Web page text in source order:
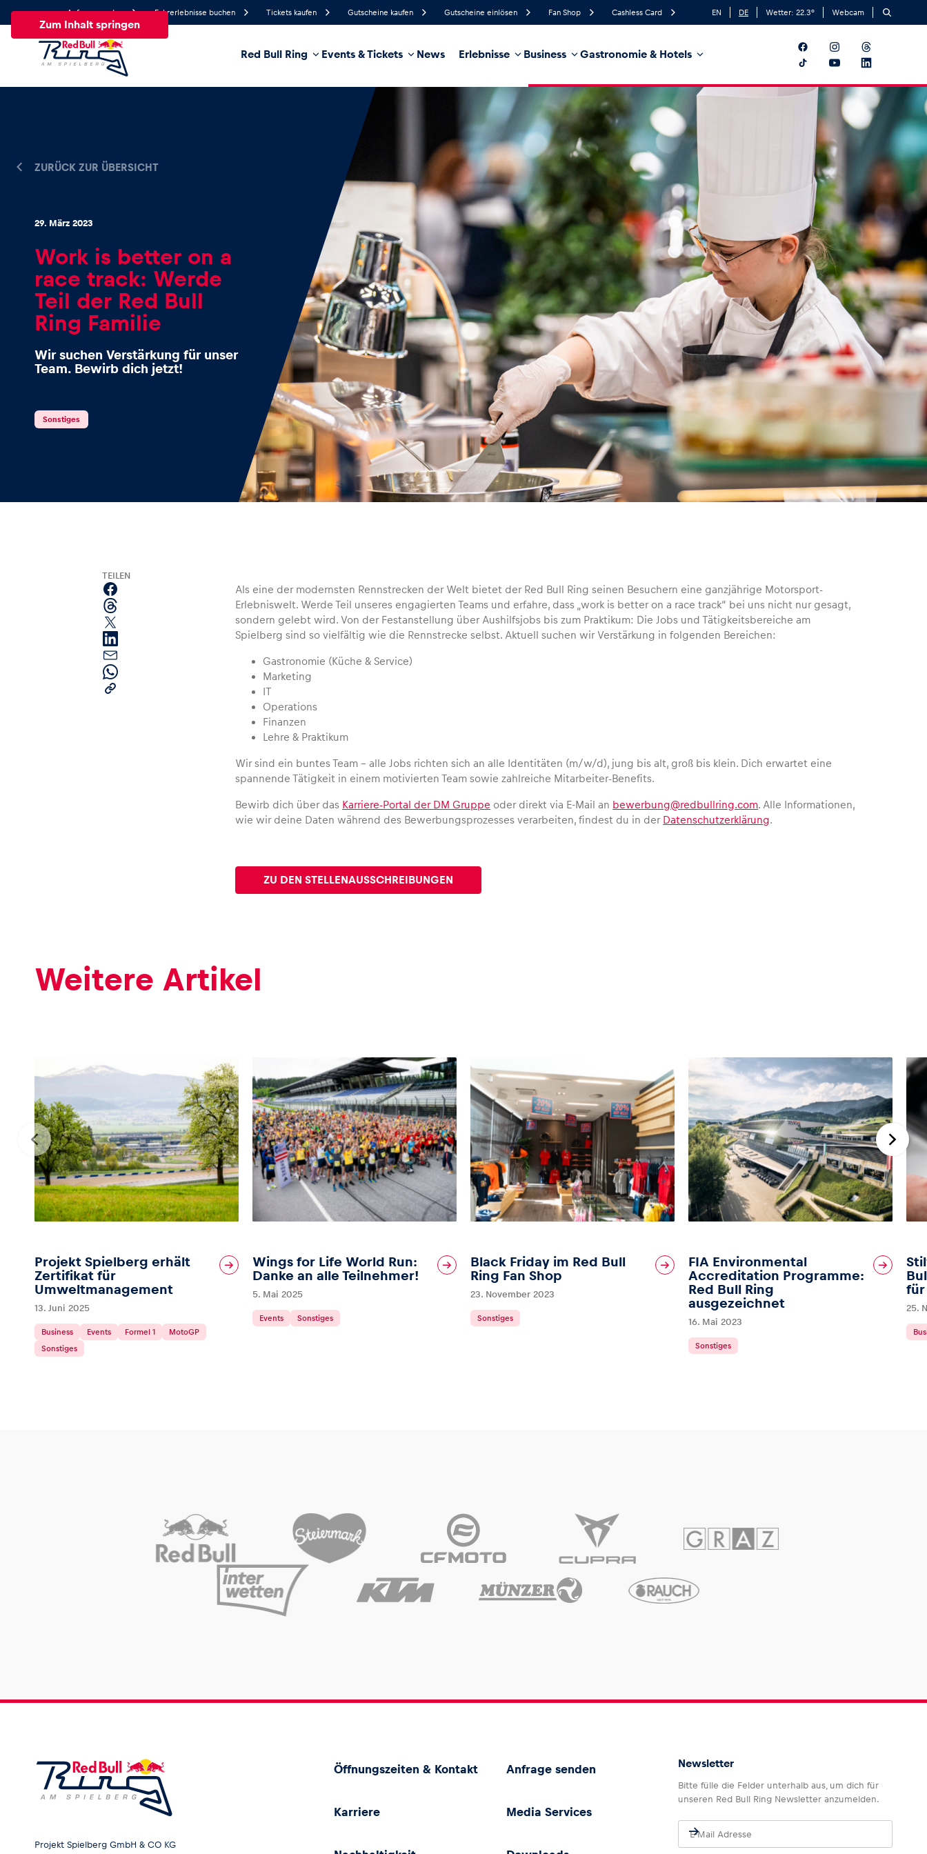
Zum Inhalt springen
Anfrage senden Fahrerlebnisse buchen Tickets kaufen Gutscheine kaufen Gutscheine einlösen Fan Shop Cashless Card EN DE Wetter: 22.3° Webcam
Red Bull Ring Events & Tickets News Erlebnisse Business Gastronomie & Hotels
Regenwahrscheinlichkeit Windrichtung
Business
Alle anzeigen
Alle anzeigen
Erlebnisse
Alle anzeigen
Business
Alle anzeigen
Glossar
Alle anzeigen
ZURÜCK ZUR ÜBERSICHT
29. März 2023
Work is better on a
race track: Werde
Teil der Red Bull
Ring Familie
Wir suchen Verstärkung für unser
Team. Bewirb dich jetzt!
Sonstiges
TEILEN
Als eine der modernsten Rennstrecken der Welt bietet der Red Bull Ring seinen Besuchern eine ganzjährige Motorsport-
Erlebniswelt. Werde Teil unseres engagierten Teams und erfahre, dass „work is better on a race track“ bei uns nicht nur gesagt,
sondern gelebt wird. Von der Festanstellung über Aushilfsjobs bis zum Praktikum: Die Jobs und Tätigkeitsbereiche am
Spielberg sind so vielfältig wie die Rennstrecke selbst. Aktuell suchen wir Verstärkung in folgenden Bereichen:
Gastronomie (Küche & Service)
Marketing
IT
Operations
Finanzen
Lehre & Praktikum
Wir sind ein buntes Team – alle Jobs richten sich an alle Identitäten (m/w/d), jung bis alt, groß bis klein. Dich erwartet eine
spannende Tätigkeit in einem motivierten Team sowie zahlreiche Mitarbeiter-Benefits.
Bewirb dich über das Karriere-Portal der DM Gruppe oder direkt via E-Mail an bewerbung@redbullring.com. Alle Informationen,
wie wir deine Daten während des Bewerbungsprozesses verarbeiten, findest du in der Datenschutzerklärung.
ZU DEN STELLENAUSSCHREIBUNGEN
Weitere Artikel
Projekt Spielberg erhält
Zertifikat für
Umweltmanagement
13. Juni 2025
Business Events Formel 1
MotoGP
Sonstiges
Wings for Life World Run:
Danke an alle Teilnehmer!
5. Mai 2025
Events Sonstiges
Black Friday im Red Bull
Ring Fan Shop
23. November 2023
Sonstiges
FIA Environmental
Accreditation Programme:
Red Bull Ring
ausgezeichnet
16. Mai 2023
Sonstiges
25.
Projekt Spielberg GmbH & CO KG
Öffnungszeiten & Kontakt Anfrage senden
Karriere Media Services
Newsletter
Bitte fülle die Felder unterhalb aus, um dich für
unseren Red Bull Ring Newsletter anzumelden.